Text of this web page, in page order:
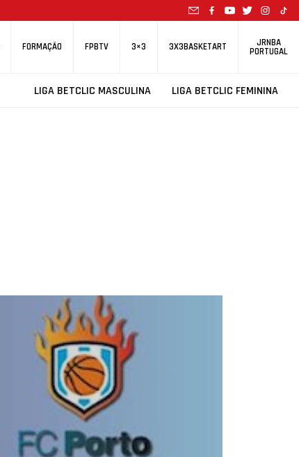
FORMAÇÃO FPBTV 3×3 3X3BASKETART JRNBA
PORTUGAL
LIGA BETCLIC MASCULINA LIGA BETCLIC FEMININA